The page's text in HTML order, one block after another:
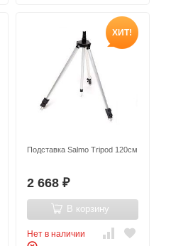
ХИТ!
Подставка Salmo Tripod 120см
2 668 ₽
В корзину
Нет в наличии